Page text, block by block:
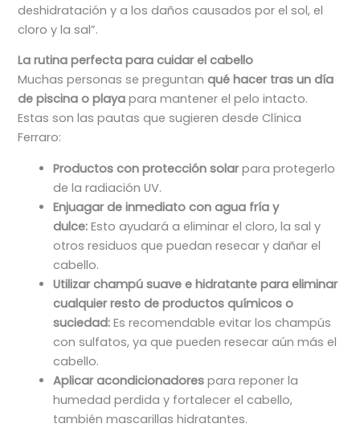
deshidratación y a los daños causados por el sol, el
cloro y la sal”.
La rutina perfecta para cuidar el cabello
Muchas personas se preguntanqué hacer tras un día
de piscina o playa para mantener el pelo intacto.
Estas son las pautas que sugieren desde Clínica
Ferraro:
Productos con protección solarpara protegerlo
de la radiación UV.
Enjuagar de inmediato con agua fría y
dulce: Esto ayudará a eliminar el cloro, la sal y
otros residuos que puedan resecar y dañar el
cabello.
Utilizar champú suave e hidratante para eliminar
cualquier resto de productos químicos o
suciedad: Es recomendable evitar los champús
con sulfatos, ya que pueden resecar aún más el
cabello.
Aplicar acondicionadorespara reponer la
humedad perdida y fortalecer el cabello,
también mascarillas hidratantes.